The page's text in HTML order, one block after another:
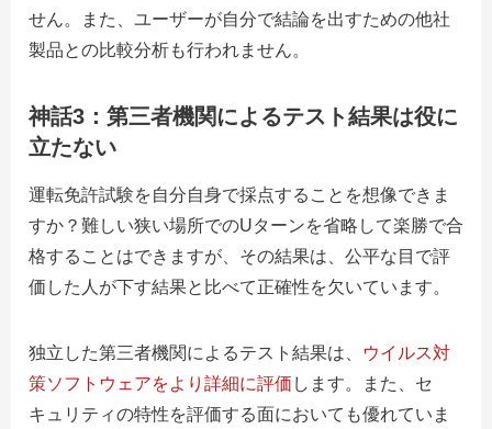
せん。また、ユーザーが自分で結論を出すための他社
製品との比較分析も行われません。
神話3：第三者機関によるテスト結果は役に
立たない
運転免許試験を自分自身で採点することを想像できま
すか？難しい狭い場所でのUターンを省略して楽勝で合
格することはできますが、その結果は、公平な目で評
価した人が下す結果と比べて正確性を欠いています。
独立した第三者機関によるテスト結果は、
ウイルス対
策ソフトウェアをより詳細に評価 します。また、セ
キュリティの特性を評価する面においても優れていま